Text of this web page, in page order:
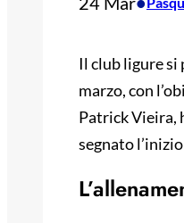
Il club ligure si
marzo, con
Patrick Vieira,
segnato